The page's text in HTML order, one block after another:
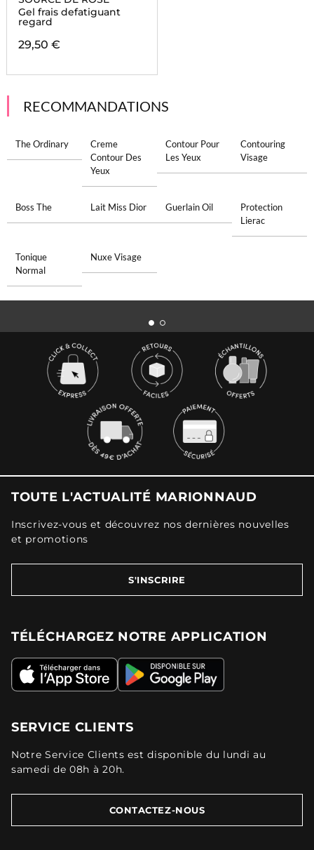
Gel frais defatiguant
regard
29,50 €
RECOMMANDATIONS
The Ordinary
Creme
Contour Des
Yeux
Contour Pour
Les Yeux
Contouring
Visage
Boss The Lait Miss Dior Guerlain Oil
Protection
Lierac
Tonique
Normal
Nuxe Visage
TOUTE L'ACTUALITÉ MARIONNAUD
Inscrivez-vous et découvrez nos dernières nouvelles
et promotions
S'INSCRIRE
TÉLÉCHARGEZ NOTRE APPLICATION
SERVICE CLIENTS
Notre Service Clients est disponible du lundi au
samedi de 08h à 20h.
CONTACTEZ-NOUS